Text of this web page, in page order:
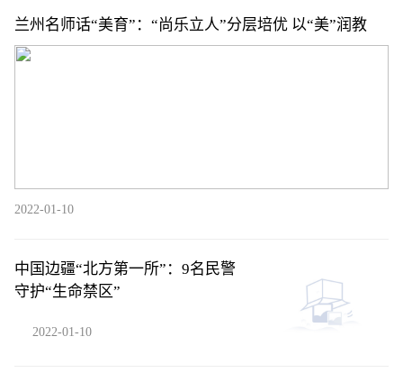
兰州名师话“美育”：“尚乐立人”分层培优 以“美”润教
2022-01-10
中国边疆“北方第一所”：9名民警
守护“生命禁区”
2022-01-10